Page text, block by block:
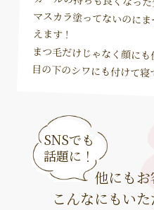
マスカラ塗ってないのに
えます！
まつ毛だけじゃなく顔に
目の下のシワにも付けて寝
SNSでも
話題に！
他にも
こんなにもい